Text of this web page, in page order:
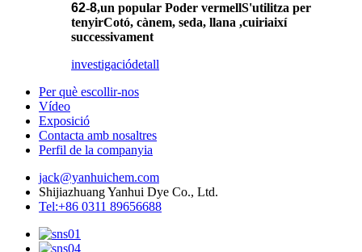
62-8,un popular Poder vermellS'utilitza per
tenyirCotó, cànem, seda, llana ,cuiriaixí
successivament
investigaciódetall
Per què escollir-nos
Vídeo
Exposició
Contacta amb nosaltres
Perfil de la companyia
jack@yanhuichem.com
Shijiazhuang Yanhui Dye Co., Ltd.
Tel:+86 0311 89656688